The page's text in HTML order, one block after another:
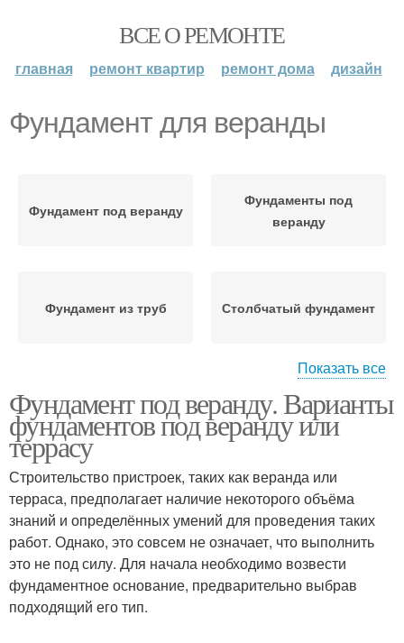
ВСЕ О РЕМОНТЕ
главная ремонт квартир ремонт дома дизайн
Фундамент для веранды
Фундамент под веранду
Фундаменты под
веранду
Фундамент из труб Столбчатый фундамент
пластиковых труб
Веранда без
фундамента
Фундамент на сваях
Показать все
Фундамент под веранду. Варианты
фундаментов под веранду или
террасу
Строительство пристроек, таких как веранда или
терраса, предполагает наличие некоторого объёма
знаний и определённых умений для проведения таких
работ. Однако, это совсем не означает, что выполнить
это не под силу. Для начала необходимо возвести
фундаментное основание, предварительно выбрав
подходящий его тип.